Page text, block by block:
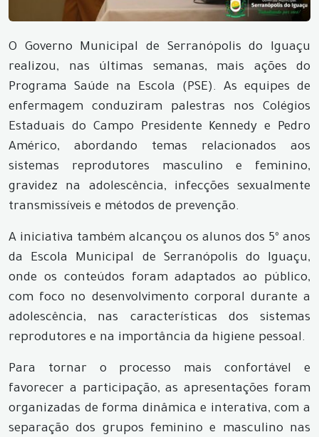
O Governo Municipal de Serranópolis do Iguaçu
realizou, nas últimas semanas, mais ações do
Programa Saúde na Escola (PSE). As equipes de
enfermagem conduziram palestras nos Colégios
Estaduais do Campo Presidente Kennedy e Pedro
Américo, abordando temas relacionados aos
sistemas reprodutores masculino e feminino,
gravidez na adolescência, infecções sexualmente
transmissíveis e métodos de prevenção.
A iniciativa também alcançou os alunos dos 5º anos
da Escola Municipal de Serranópolis do Iguaçu,
onde os conteúdos foram adaptados ao público,
com foco no desenvolvimento corporal durante a
adolescência, nas características dos sistemas
reprodutores e na importância da higiene pessoal.
Para tornar o processo mais confortável e
favorecer a participação, as apresentações foram
organizadas de forma dinâmica e interativa, com a
separação dos grupos feminino e masculino nas